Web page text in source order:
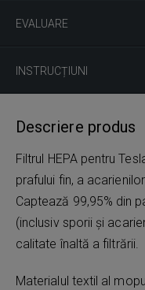
EVALUARE
INSTRUCȚIUNI
Descriere produs
Filtrul HEPA pentru
prafului fin, a
Captează 99,95% din
(inclusiv sporii și
calitate înaltă a filtrării.
Materialul textil al